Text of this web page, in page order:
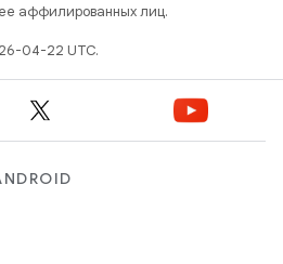
аффилированных лиц.
04-22 UTC.